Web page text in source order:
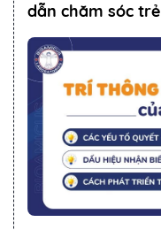
dẫn chăm sóc trẻ